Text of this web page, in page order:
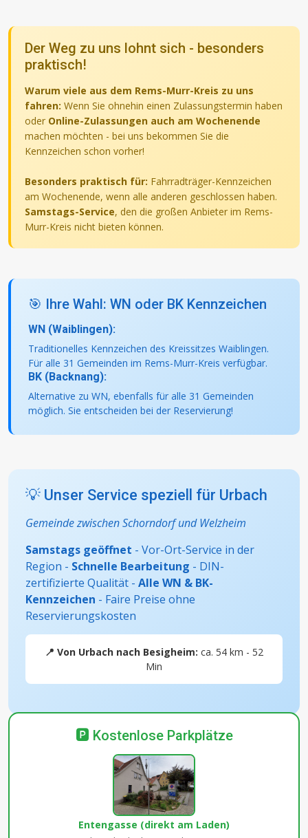
Der Weg zu uns lohnt sich - besonders
praktisch!
Warum viele aus dem Rems-Murr-Kreis zu uns
fahren: Wenn Sie ohnehin einen Zulassungstermin haben
oder Online-Zulassungen auch am Wochenende
machen möchten - bei uns bekommen Sie die
Kennzeichen schon vorher!
Besonders praktisch für: Fahrradträger-Kennzeichen
am Wochenende, wenn alle anderen geschlossen haben.
Samstags-Service, den die großen Anbieter im Rems-
Murr-Kreis nicht bieten können.
🎯 Ihre Wahl: WN oder BK Kennzeichen
WN (Waiblingen):
Traditionelles Kennzeichen des Kreissitzes Waiblingen.
Für alle 31 Gemeinden im Rems-Murr-Kreis verfügbar.
BK (Backnang):
Alternative zu WN, ebenfalls für alle 31 Gemeinden
möglich. Sie entscheiden bei der Reservierung!
💡 Unser Service speziell für Urbach
Gemeinde zwischen Schorndorf und Welzheim
Samstags geöffnet - Vor-Ort-Service in der
Region - Schnelle Bearbeitung - DIN-
zertifizierte Qualität - Alle WN & BK-
Kennzeichen - Faire Preise ohne
Reservierungskosten
📍 Von Urbach nach Besigheim: ca. 54 km - 52
Min
🅿️ Kostenlose Parkplätze
Entengasse (direkt am Laden)